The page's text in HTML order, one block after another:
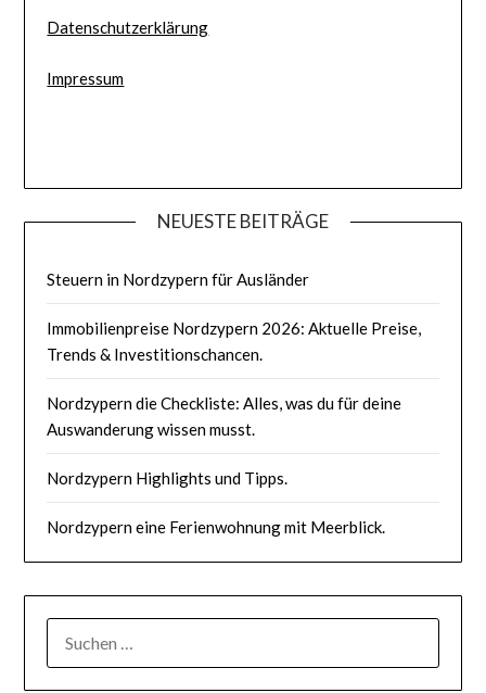
Datenschutzerklärung
Impressum
NEUESTE BEITRÄGE
Steuern in Nordzypern für Ausländer
Immobilienpreise Nordzypern 2026: Aktuelle Preise,
Trends & Investitionschancen.
Nordzypern die Checkliste: Alles, was du für deine
Auswanderung wissen musst.
Nordzypern Highlights und Tipps.
Nordzypern eine Ferienwohnung mit Meerblick.
NACH: